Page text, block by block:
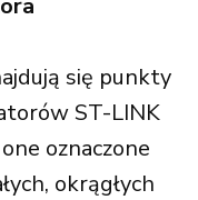
się punkty
ST-LINK
oznaczone
okrągłych